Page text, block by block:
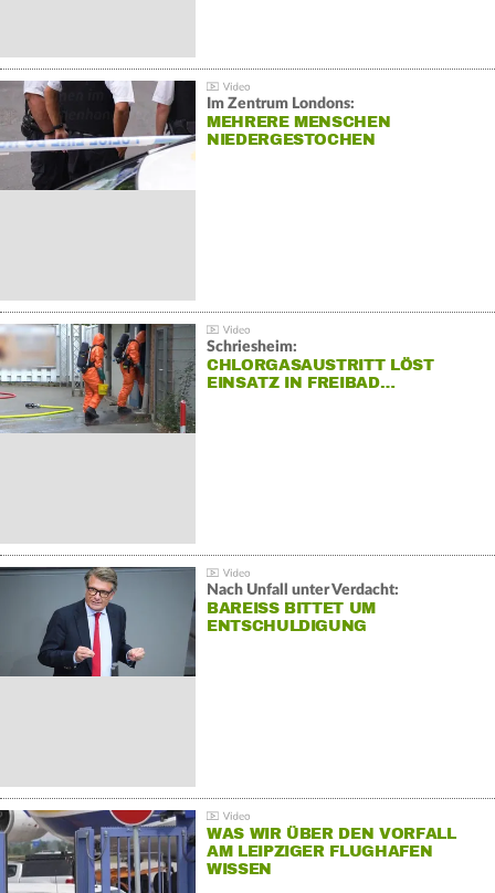
Im Zentrum Londons:
MEHRERE MENSCHEN
NIEDERGESTOCHEN
Schriesheim:
CHLORGASAUSTRITT LÖST
EINSATZ IN FREIBAD…
Nach Unfall unter Verdacht:
BAREISS BITTET UM E
NTSCHULDIGUNG
WAS WIR ÜBER DEN VORFALL
AM LEIPZIGER FLUGHAFEN
WISSEN